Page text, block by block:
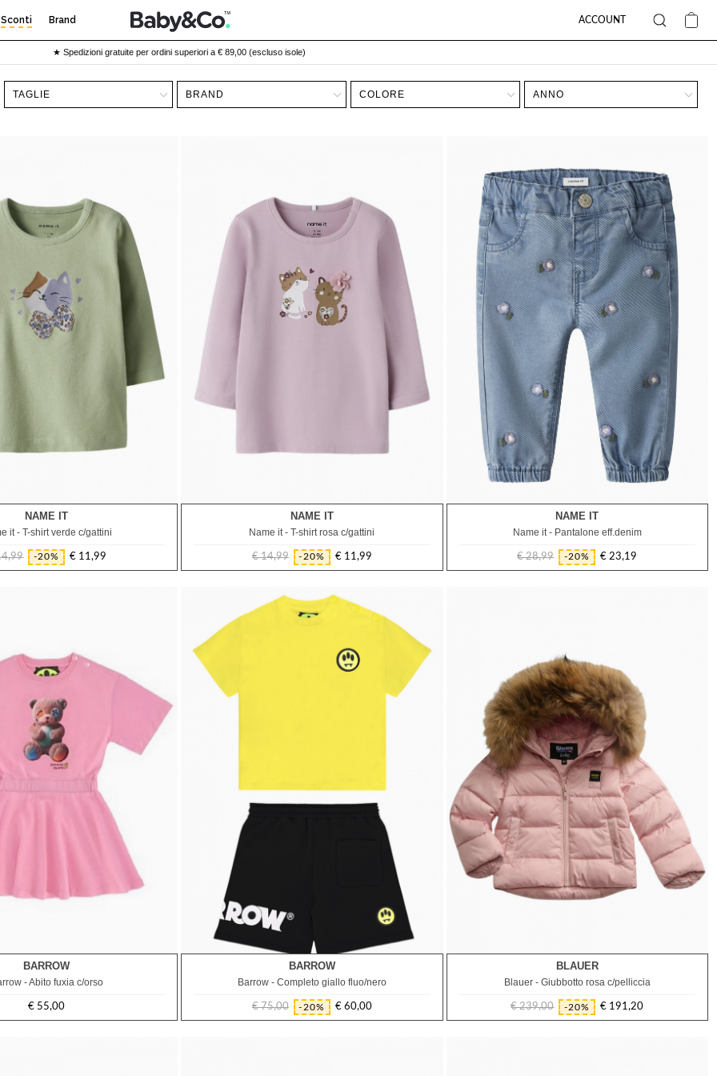
Sconti Brand ACCOUNT
★ Spedizioni gratuite per ordini superiori a € 89,00 (escluso isole)
TAGLIE BRAND COLORE ANNO
3M 9M 12M
NAME IT
it - T-shirt verde c/gattini
Prezzo
-20%
Prezzo
€ 11,99
1M
NAME IT
Name it - T-shirt rosa c/gattini
Prezzo
€ 14,99 -20%
Prezzo
€ 11,99
3M 12M 18M
NAME IT
Name it - Pantalone eff.denim
Prezzo
€ 28,99 -20%
Prezzo
€ 23,19
BARROW
- Abito fuxia c/orso
Prezzo
€ 55,00
2A
BARROW
Barrow - Completo giallo fluo/nero
Prezzo
€ 75,00 -20%
Prezzo
€ 60,00
12M
BLAUER
Blauer - Giubbotto rosa c/pelliccia
Prezzo
€ 239,00 -20%
Prezzo
€ 191,20